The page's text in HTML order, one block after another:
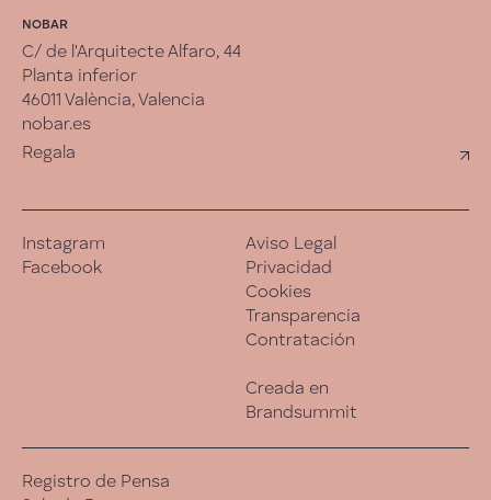
NOBAR
C/ de l'Arquitecte Alfaro, 44
Planta inferior
46011 València, Valencia
nobar.es
Regala
Instagram
Facebook
Aviso Legal
Privacidad
Cookies
Transparencia
Contratación
Creada en
Brandsummit
Registro de Pensa